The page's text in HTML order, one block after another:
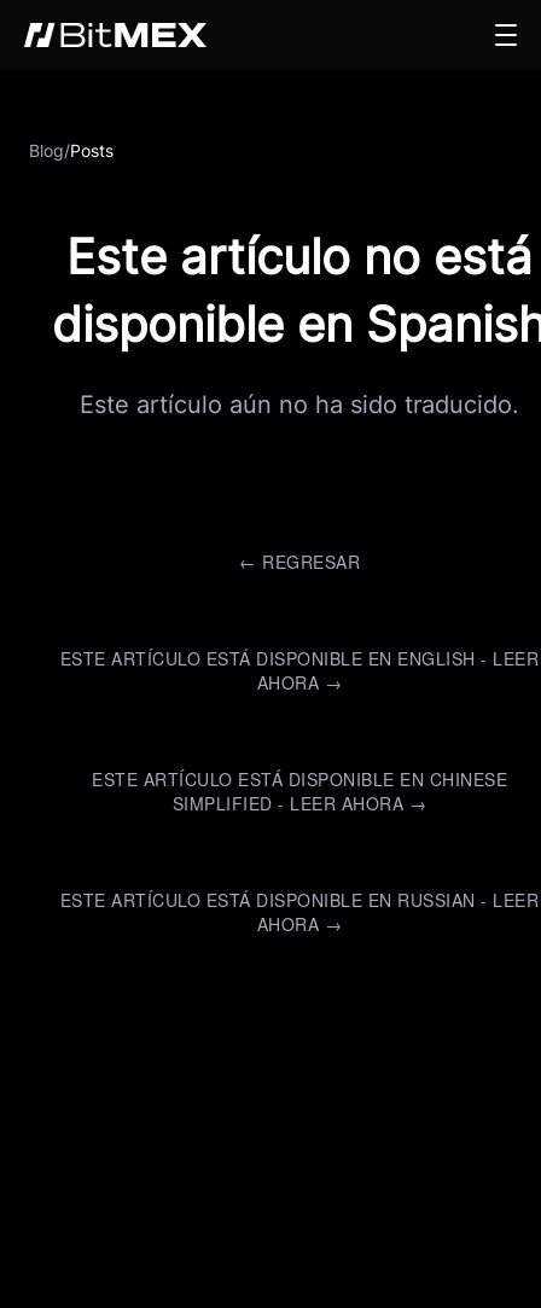
Blog/Posts
Este artículo no está
disponible en
Este artículo aún no ha sido traducido.
← REGRESAR
ESTE ARTÍCULO ESTÁ DISPONIBLE EN ENGLISH - LEER
AHORA →
ESTE ARTÍCULO ESTÁ DISPONIBLE EN CHINESE
SIMPLIFIED - LEER AHORA →
ESTE ARTÍCULO ESTÁ DISPONIBLE EN RUSSIAN - LEER
AHORA →